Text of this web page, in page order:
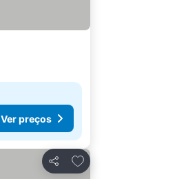
Ver preços
Partilhar
Adicionar aos favoritos